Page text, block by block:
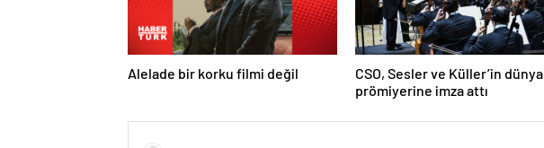
Alelade bir korku filmi değil
CSO, Sesler ve Küller’in dünya
prömiyerine imza attı